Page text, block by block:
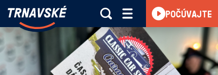
Skočiť na obsah
Trnavské
Vieme,
čo
sa
POČÚVAJTE